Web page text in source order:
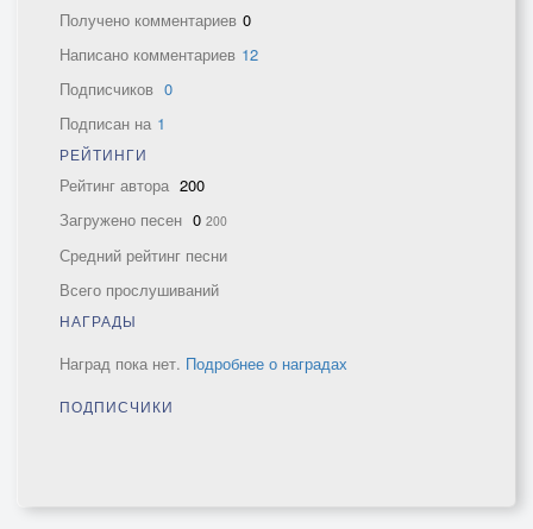
Получено комментариев 0
Написано комментариев 12
Подписчиков 0
Подписан на 1
РЕЙТИНГИ
Рейтинг автора 200
Загружено песен 0 200
Средний рейтинг песни
Всего прослушиваний
НАГРАДЫ
Наград пока нет. Подробнее о наградах
ПОДПИСЧИКИ